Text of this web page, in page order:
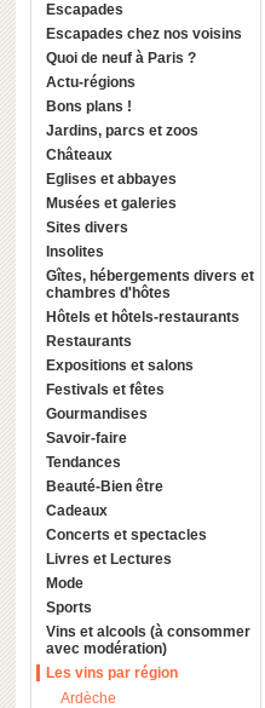
Escapades
Escapades chez nos voisins
Quoi de neuf à Paris ?
Actu-régions
Bons plans !
Jardins, parcs et zoos
Châteaux
Eglises et abbayes
Musées et galeries
Sites divers
Insolites
Gîtes, hébergements divers et
chambres d'hôtes
Hôtels et hôtels-restaurants
Restaurants
Expositions et salons
Festivals et fêtes
Gourmandises
Savoir-faire
Tendances
Beauté-Bien être
Cadeaux
Concerts et spectacles
Livres et Lectures
Mode
Sports
Vins et alcools (à consommer
avec modération)
Les vins par région
Ardèche